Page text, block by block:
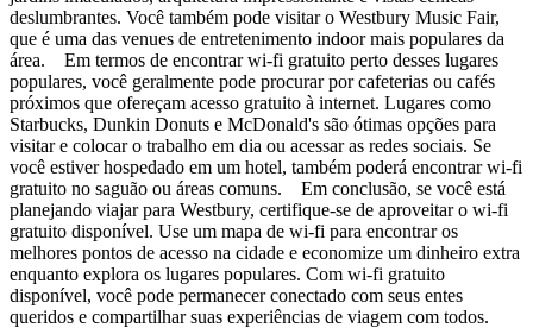
deslumbrantes. Você também pode visitar o Westbury Music Fair,
que é uma das venues de entretenimento indoor mais populares da
área. Em termos de encontrar wi-fi gratuito perto desses lugares
populares, você geralmente pode procurar por cafeterias ou cafés
próximos que ofereçam acesso gratuito à internet. Lugares como
Starbucks, Dunkin Donuts e McDonald's são ótimas opções para
visitar e colocar o trabalho em dia ou acessar as redes sociais. Se
você estiver hospedado em um hotel, também poderá encontrar wi-fi
gratuito no saguão ou áreas comuns. Em conclusão, se você está
planejando viajar para Westbury, certifique-se de aproveitar o wi-fi
gratuito disponível. Use um mapa de wi-fi para encontrar os
melhores pontos de acesso na cidade e economize um dinheiro extra
enquanto explora os lugares populares. Com wi-fi gratuito
disponível, você pode permanecer conectado com seus entes
queridos e compartilhar suas experiências de viagem com todos.